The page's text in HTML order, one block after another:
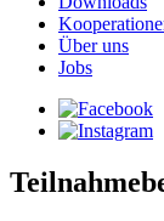
Über uns
Jobs